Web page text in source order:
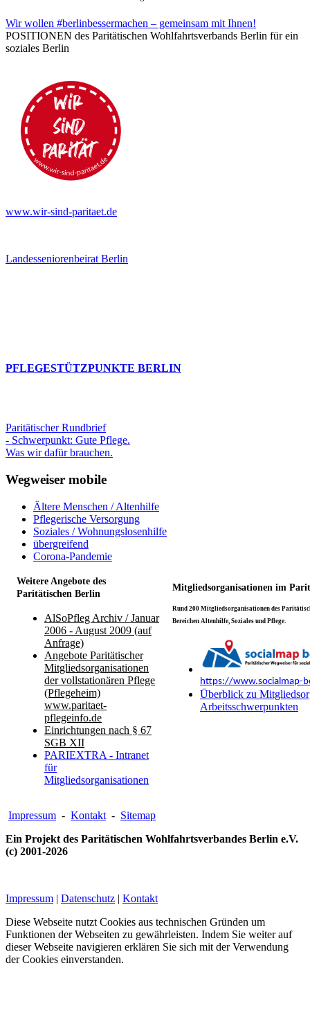
Wir wollen #berlinbessermachen – gemeinsam mit Ihnen!
POSITIONEN des Paritätischen Wohlfahrtsverbands Berlin für ein
soziales Berlin
www.wir-sind-paritaet.de
Landesseniorenbeirat Berlin
PFLEGESTÜTZPUNKTE BERLIN
Paritätischer Rundbrief
- Schwerpunkt: Gute Pflege.
Was wir dafür brauchen.
Wegweiser mobile
Ältere Menschen / Altenhilfe
Pflegerische Versorgung
Soziales / Wohnungslosenhilfe
übergreifend
Corona-Pandemie
Weitere Angebote des
Paritätischen Berlin
Mitgliedsorganisationen im
AlSoPfleg Archiv / Januar
2006 - August 2009 (auf
Anfrage)
Angebote Paritätischer
Mitgliedsorganisationen
der vollstationären Pflege
(Pflegeheim)
www.paritaet-
pflegeinfo.de
Einrichtungen nach § 67
SGB XII
PARIEXTRA - Intranet
für
Mitgliedsorganisationen
Rund 200 Mitgliedsorganisationen des
Bereichen Altenhilfe, Soziales und Pflege.
https://www.socialmap-
Überblick zu
Arbeitsschwerpunkten
Impressum - Kontakt - Sitemap
Ein Projekt des Paritätischen Wohlfahrtsverbandes Berlin e.V.
(c) 2001-2026
Impressum | Datenschutz | Kontakt
Diese Webseite nutzt Cookies aus technischen Gründen um
Funktionen der Webseiten zu gewährleisten. Indem Sie weiter auf
dieser Webseite navigieren erklären Sie sich mit der Verwendung
der Cookies einverstanden.